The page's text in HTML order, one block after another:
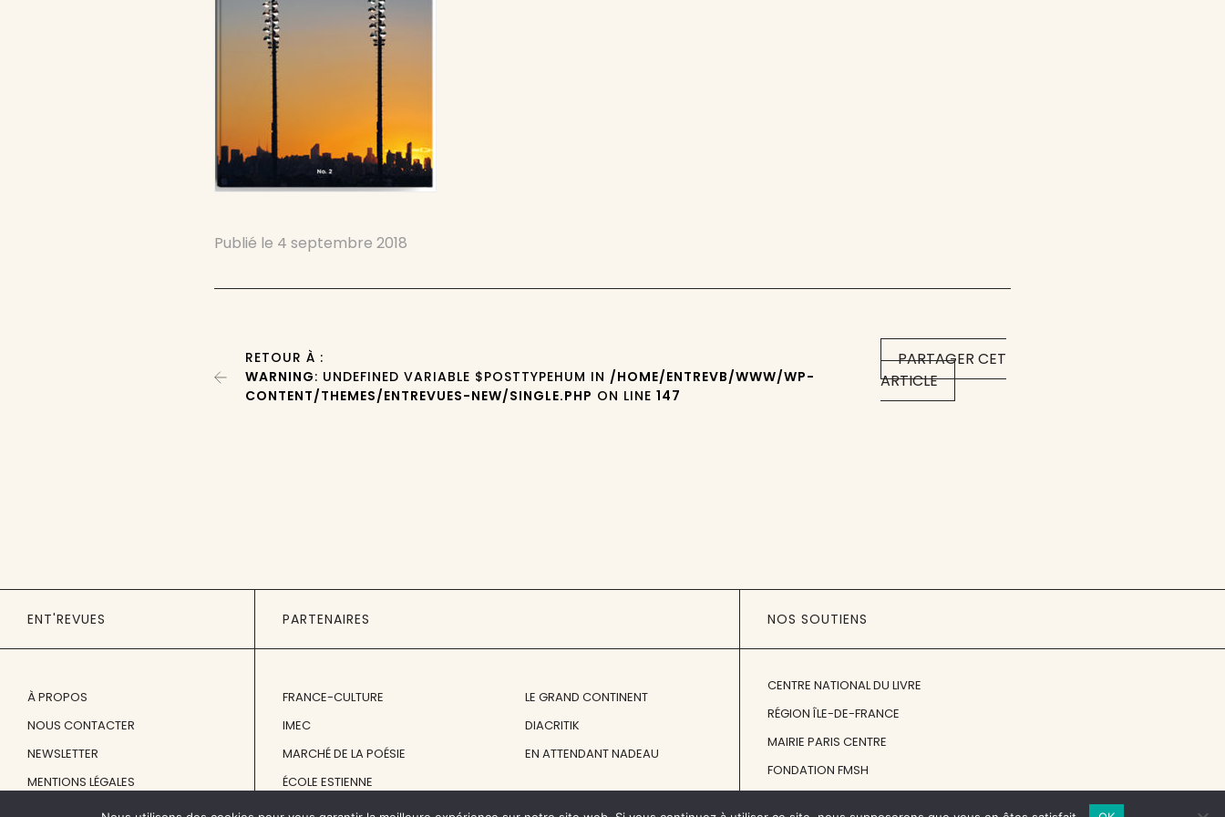
Publié le 4 septembre 2018
PARTAGER CET
ARTICLE
RETOUR À :
WARNING: UNDEFINED VARIABLE $POSTTYPEHUM IN /HOME/ENTREVB/WWW/WP-
CONTENT/THEMES/ENTREVUES-NEW/SINGLE.PHP ON LINE147
ENT'REVUES
À PROPOS
NOUS CONTACTER
NEWSLETTER
MENTIONS LÉGALES
PARTENAIRES
FRANCE-CULTURE
IMEC
MARCHÉ DE LA POÉSIE
ÉCOLE ESTIENNE
LE GRAND CONTINENT
DIACRITIK
EN ATTENDANT NADEAU
NOS SOUTIENS
CENTRE NATIONAL DU LIVRE
RÉGION ÎLE-DE-FRANCE
MAIRIE PARIS CENTRE
FONDATION FMSH